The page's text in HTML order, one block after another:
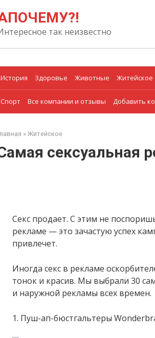
так неизвестно
История Здоровье Животные Житейское
Спорт Все компании и отзывы Добавить
» Житейское
сексуальная
Секс продает. С этим не
рекламе — это зачастую успех
привлечет.
Иногда секс в рекламе
тонок и красив. Мы выбрали 30
и наружной рекламы всех времен.
1. Пуш-ап-бюстгальтеры